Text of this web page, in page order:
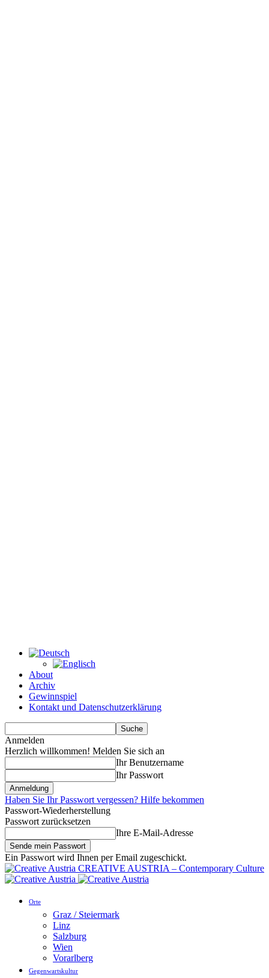
About
Archiv
Gewinnspiel
Kontakt und Datenschutzerklärung
Anmelden
Herzlich willkommen! Melden Sie sich an
Ihr Benutzername
Ihr Passwort
Haben Sie Ihr Passwort vergessen? Hilfe bekommen
Passwort-Wiederherstellung
Passwort zurücksetzen
Ihre E-Mail-Adresse
Ein Passwort wird Ihnen per Email zugeschickt.
CREATIVE AUSTRIA – Contemporary Culture
Orte
Graz / Steiermark
Linz
Salzburg
Wien
Vorarlberg
Gegenwartskultur